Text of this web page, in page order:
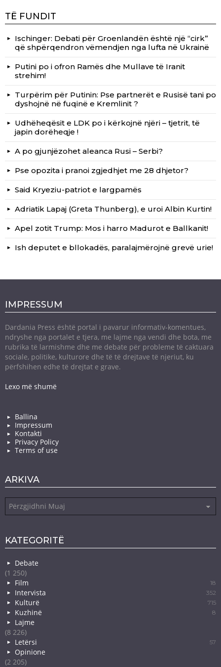
TË FUNDIT
Ischinger: Debati për Groenlandën është një “cirk”
që shpërqendron vëmendjen nga lufta në Ukrainë
Putini po i ofron Ramës dhe Mullave të Iranit
strehim!
Turpërim për Putinin: Pse partnerët e Rusisë tani po
dyshojnë në fuqinë e Kremlinit ?
Udhëheqësit e LDK po i kërkojnë njëri – tjetrit, të
japin dorëheqje !
A po gjunjëzohet aleanca Rusi – Serbi?
Pse opozita i pranoi zgjedhjet me 28 dhjetor?
Said Kryeziu-patriot e largpamës
Adriatik Lapaj (Greta Thunberg), e uroi Albin Kurtin!
Apel zotit Trump: Mos i harro Madurot e Ballkanit!
Ish deputet e bllokadës, paralajmërojnë grevë urie!
IMPRESSUM
Dardania Press është portal i pavarur informativ-komentues,
ndryshe nga portalet e tjera, me lajme nga vendi dhe bota, me
rubrika të larmishme dhe me debate për probleme të caktuara
sociale, politike, kulturore dhe të të drejtave të njeriut, ku
përfshihen edhe të drejtat e grave.
Lexo më shumë
Ballina
Impressum
Kontakti
Privacy Policy
Terms of use
ARKIVA
KATEGORITË
Debate
(1 250)
Film
18
Intervista 352
Kulturë 715
Kuzhinë 8
Lajme
(8 226)
Letërsi
57
Opinione
(2 205)